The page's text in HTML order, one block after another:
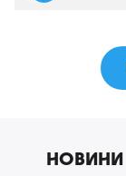
НОВИНИ